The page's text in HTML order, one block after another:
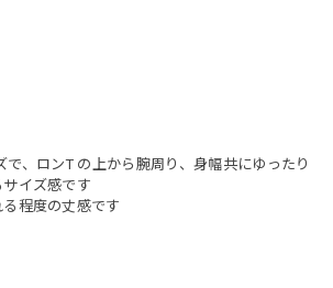
で、ロンT の上から腕周り、身幅共にゆったり
イズ感です
程度の丈感です